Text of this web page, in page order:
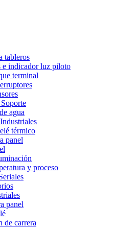
tableros
e indicador luz piloto
terminal
agua
térmico
panel
y proceso
panel
de carrera